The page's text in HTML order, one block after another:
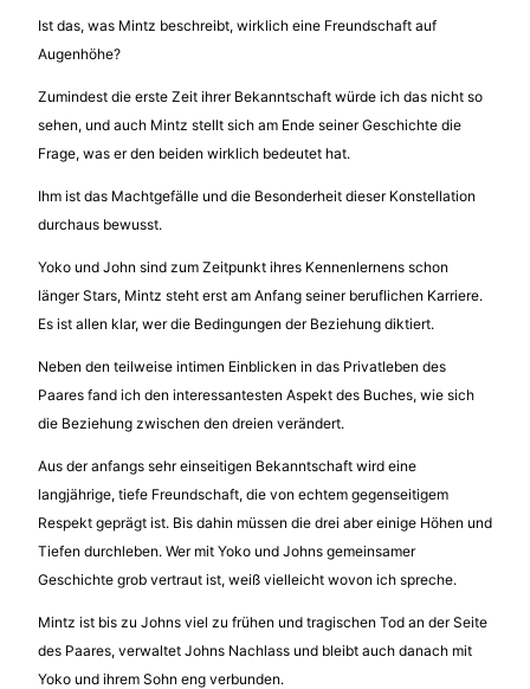
Ist das, was Mintz beschreibt, wirklich eine Freundschaft auf
Augenhöhe?
Zumindest die erste Zeit ihrer Bekanntschaft würde ich das nicht so
sehen, und auch Mintz stellt sich am Ende seiner Geschichte die
Frage, was er den beiden wirklich bedeutet hat.
Ihm ist das Machtgefälle und die Besonderheit dieser Konstellation
durchaus bewusst.
Yoko und John sind zum Zeitpunkt ihres Kennenlernens schon
länger Stars, Mintz steht erst am Anfang seiner beruflichen Karriere.
Es ist allen klar, wer die Bedingungen der Beziehung diktiert.
Neben den teilweise intimen Einblicken in das Privatleben des
Paares fand ich den interessantesten Aspekt des Buches, wie sich
die Beziehung zwischen den dreien verändert.
Aus der anfangs sehr einseitigen Bekanntschaft wird eine
langjährige, tiefe Freundschaft, die von echtem gegenseitigem
Respekt geprägt ist. Bis dahin müssen die drei aber einige Höhen und
Tiefen durchleben. Wer mit Yoko und Johns gemeinsamer
Geschichte grob vertraut ist, weiß vielleicht wovon ich spreche.
Mintz ist bis zu Johns viel zu frühen und tragischen Tod an der Seite
des Paares, verwaltet Johns Nachlass und bleibt auch danach mit
Yoko und ihrem Sohn eng verbunden.